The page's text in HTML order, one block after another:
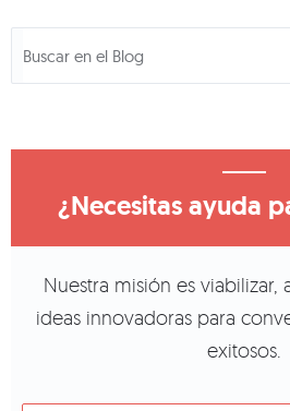
¿Necesitas ayuda
Nuestra misión es
ideas innovadoras para
exitosos.